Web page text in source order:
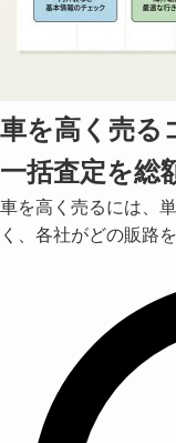
車を高く売る
一括査定を総
車を高く売るには、
く、各社がどの販路